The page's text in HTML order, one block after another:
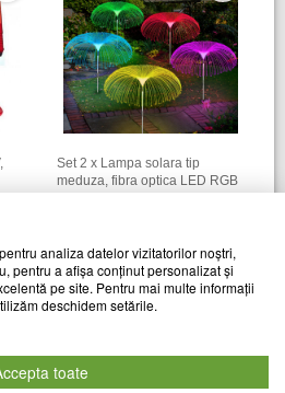
lei
Set 2 x Lampa solara tip
meduza, fibra optica LED RGB
18438 65 lei
analiza datelor vizitatorilor noștri,
pentru a afișa conținut personalizat și
pe site. Pentru mai multe informații
deschidem setările.
toate